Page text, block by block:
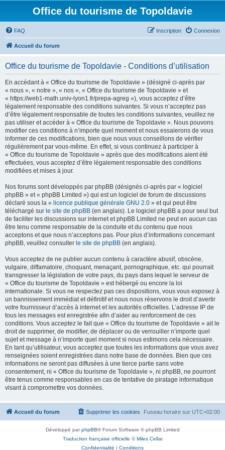
Office du tourisme de Topoldavie
FAQ Connexion
Inscription
Accueil du forum
Office du tourisme de Topoldavie - Conditions d’utilisation
En accédant à « Office du tourisme de Topoldavie » (désigné ci-après par
« nous », « notre », « nos », « Office du tourisme de Topoldavie » et
« https://web1-math.univ-lyon1.fr/prepa-agreg »), vous acceptez d’être
légalement responsable des conditions suivantes. Si vous n’acceptez pas
d’être légalement responsable de toutes les conditions suivantes, veuillez ne
pas utiliser et accéder à « Office du tourisme de Topoldavie ». Nous pouvons
modifier ces conditions à n’importe quel moment et nous essaierons de vous
informer de ces modifications, bien que nous vous conseillons de vérifier
régulièrement par vous-même. En effet, si vous continuez à participer à
« Office du tourisme de Topoldavie » après que des modifications aient été
effectuées, vous acceptez d’être légalement responsable des conditions
modifiées et mises à jour.
Nos forums sont développés par phpBB (désignés ci-après par « logiciel
phpBB » et « phpBB Limited ») qui est un logiciel de forum de discussions
déclaré sous la « licence publique générale GNU 2.0 » et qui peut être
téléchargé sur le site de phpBB (en anglais). Le logiciel phpBB a pour seul but
de faciliter les discussions sur internet et phpBB Limited ne peut en aucun cas
être tenu comme responsable de la conduite et du contenu que nous
acceptons et que nous n’acceptons pas. Pour plus d’informations concernant
phpBB, veuillez consulter le site de phpBB (en anglais).
Vous acceptez de ne publier aucun contenu à caractère abusif, obscène,
vulgaire, diffamatoire, choquant, menaçant, pornographique, etc. qui pourrait
transgresser la législation de votre pays, du pays dans lequel le serveur de
« Office du tourisme de Topoldavie » est hébergé ou encore la loi
internationale. Si vous ne respectez pas ces dispositions, vous vous exposez à
un bannissement immédiat et définitif et nous nous réservons le droit d’avertir
votre fournisseur d’accès à internet et les autorités officielles. L’adresse IP de
tous les messages est enregistrée afin d’aider au renforcement de ces
conditions. Vous acceptez le fait que « Office du tourisme de Topoldavie » ait le
droit de supprimer, de modifier, de déplacer ou de verrouiller n’importe quel
sujet et message à n’importe quel moment si nous estimons cela nécessaire.
En tant qu’utilisateur, vous acceptez que toutes les informations que vous avez
renseignées soient enregistrées dans notre base de données. Bien que ces
informations ne seront pas diffusées à une tierce partie sans votre
consentement, ni « Office du tourisme de Topoldavie », ni phpBB, ne pourront
être tenus comme responsables en cas de tentative de piratage informatique
visant à compromettre vos données.
Accueil du forum Fuseau horaire sur UTC+02:00
Supprimer les cookies
Développé parphpBB® Forum Software © phpBB Limited
Traduction française officielle ©Miles Cellar
Confidentialité | Conditions